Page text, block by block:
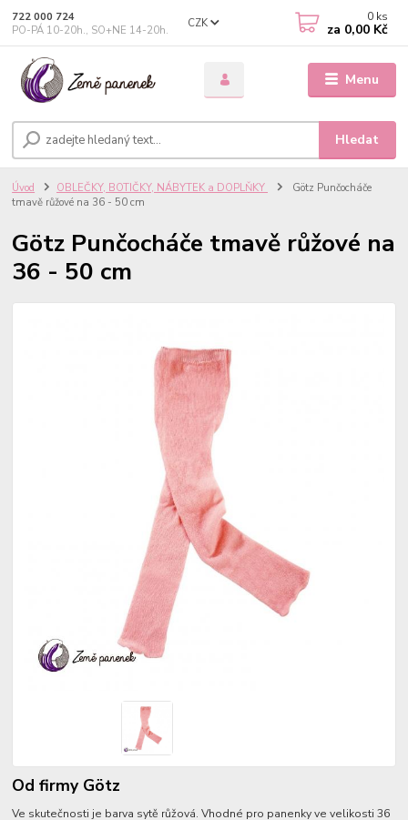
Menu
CZK
Hledat
722 000 724
PO-PÁ 10-20h., SO+NE 14-20h.
0 ks
za 0,00 Kč
Úvod OBLEČKY, BOTIČKY, NÁBYTEK a DOPLŇKY
Götz Punčocháče
tmavě růžové na 36 - 50 cm
Götz Punčocháče tmavě růžové na
36 - 50 cm
Od firmy Götz
Ve skutečnosti je barva sytě růžová. Vhodné pro panenky ve velikosti 36